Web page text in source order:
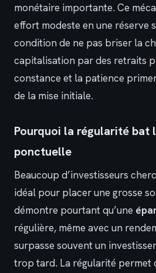
monétaire importante. Ce
effort modeste en une réserve
condition de ne pas briser la
capitalisation par des retraits
constance et la patience
de la mise initiale.
Pourquoi la régularité bat
ponctuelle
Beaucoup d’investisseurs
idéal pour placer une grosse
démontre pourtant qu’une
régulière, même avec un
surpasse souvent un
trop tard. La régularité permet